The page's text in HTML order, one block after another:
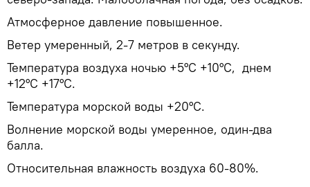
Атмосферное давление повышенное.
Ветер умеренный, 2-7 метров в секунду.
Температура воздуха ночью +5°С +10°С, днем
+12°С +17°С.
Температура морской воды +20°С.
Волнение морской воды умеренное, один-два
балла.
Относительная влажность воздуха 60-80%.